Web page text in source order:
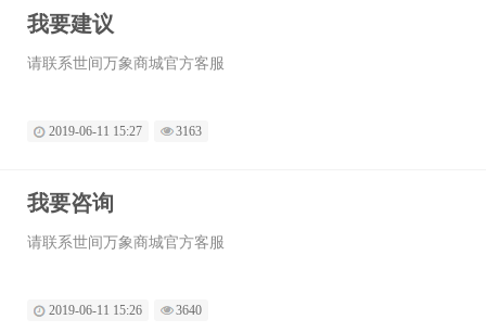
我要建议
请联系世间万象商城官方客服
2019-06-11 15:27 3163
我要咨询
请联系世间万象商城官方客服
2019-06-11 15:26 3640